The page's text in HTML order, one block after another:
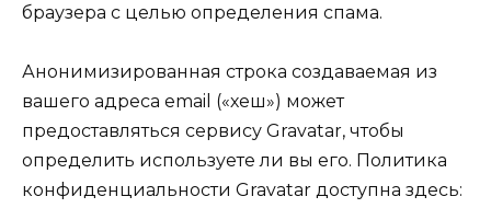
браузера с целью определения спама.
Анонимизированная строка создаваемая из
вашего адреса email («хеш») может
предоставляться сервису Gravatar, чтобы
определить используете ли вы его. Политика
конфиденциальности Gravatar доступна здесь: